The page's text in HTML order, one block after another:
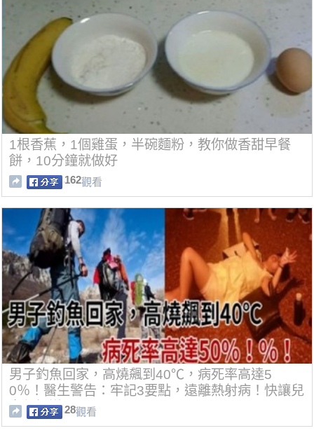
1根香蕉，1個雞蛋，半碗麵粉，教你做香甜早餐
餅，10分鐘就做好
162觀看
男子釣魚回家，高燒飆到40℃，病死率高達5
0％！醫生警告：牢記3要點，遠離熱射病！快讓兒
女都知道！
28觀看